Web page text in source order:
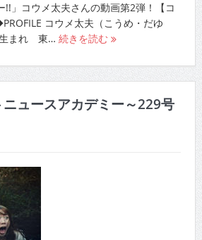
!!」コウメ太夫さんの動画第2弾！【コ
コウメ太夫（こうめ・だゆ
生まれ 東… 続きを読む
ュースアカデミー～229号